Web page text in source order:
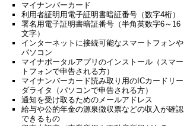
マイナンバーカード
利用者証明用電子証明書暗証番号（数字4桁）
署名用電子証明書暗証番号（半角英数字6～16
文字）
インターネットに接続可能なスマートフォンや
パソコン
マイナポータルアプリのインストール（スマー
トフォンで申告される方）
マイナンバーカード読み取り用のICカードリー
ダライタ（パソコンで申告される方）
通知を受け取るためのメールアドレス
給与や公的年金の源泉徴収票などの収入が確認
できるもの